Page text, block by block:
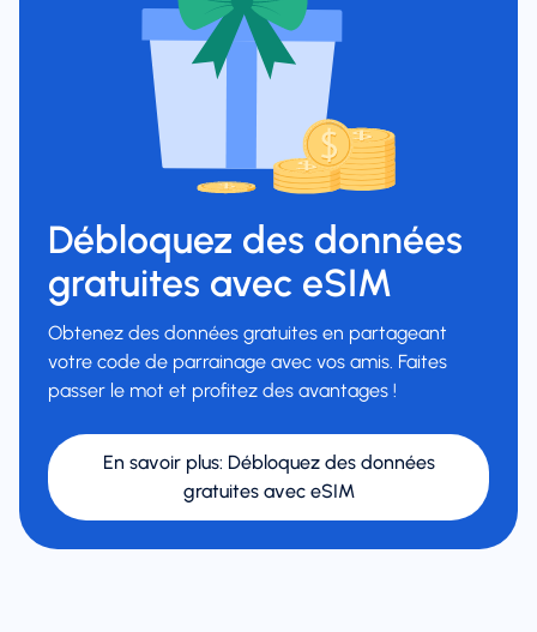
Débloquez des données
gratuites avec eSIM
Obtenez des données gratuites en partageant
votre code de parrainage avec vos amis. Faites
passer le mot et profitez des avantages !
En savoir plus: Débloquez des données
gratuites avec eSIM